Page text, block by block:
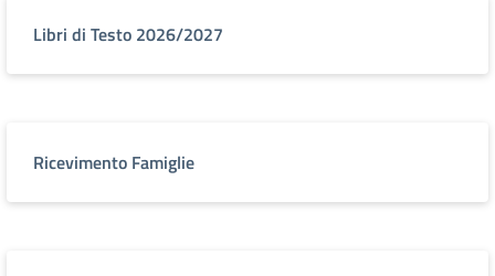
Libri di Testo 2026/2027
Ricevimento Famiglie